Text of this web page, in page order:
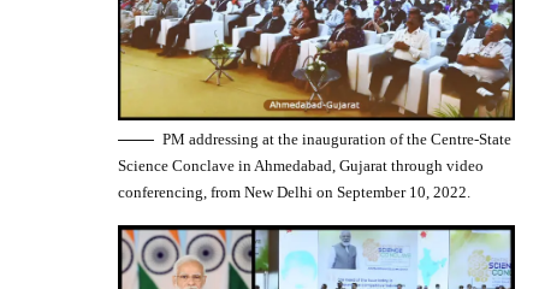
PM addressing at the inauguration of the Centre-State
Science Conclave in Ahmedabad, Gujarat through video
conferencing, from New Delhi on September 10, 2022.